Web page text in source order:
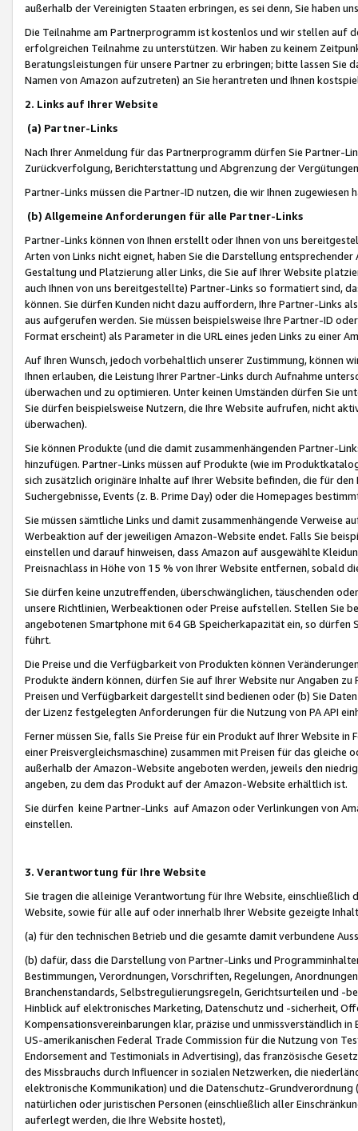
außerhalb der Vereinigten Staaten erbringen, es sei denn, Sie haben
Die Teilnahme am Partnerprogramm ist kostenlos und wir stellen auf
erfolgreichen Teilnahme zu unterstützen. Wir haben zu keinem
Beratungsleistungen für unsere Partner zu erbringen; bitte lassen Sie
Namen von Amazon aufzutreten) an Sie herantreten und Ihnen
2. Links auf Ihrer Website
(a) Partner-Links
Nach Ihrer Anmeldung für das Partnerprogramm dürfen Sie Partner-
Zurückverfolgung, Berichterstattung und Abgrenzung der
Partner-Links müssen die Partner-ID nutzen, die wir Ihnen zugewiesen
(b) Allgemeine Anforderungen für alle Partner-Links
Partner-Links können von Ihnen erstellt oder Ihnen von uns
Arten von Links nicht eignet, haben Sie die Darstellung
Gestaltung und Platzierung aller Links, die Sie auf Ihrer Website
auch Ihnen von uns bereitgestellte) Partner-Links so formatiert sind,
können. Sie dürfen Kunden nicht dazu auffordern, Ihre Partner-Links
aus aufgerufen werden. Sie müssen beispielsweise Ihre Partner-ID
Format erscheint) als Parameter in die URL eines jeden Links zu einer
Auf Ihren Wunsch, jedoch vorbehaltlich unserer Zustimmung, können
Ihnen erlauben, die Leistung Ihrer Partner-Links durch Aufnahme
überwachen und zu optimieren. Unter keinen Umständen dürfen Sie
Sie dürfen beispielsweise Nutzern, die Ihre Website aufrufen, nicht
überwachen).
Sie können Produkte (und die damit zusammenhängenden Partner-
hinzufügen. Partner-Links müssen auf Produkte (wie im
sich zusätzlich originäre Inhalte auf Ihrer Website befinden, die für
Suchergebnisse, Events (z. B. Prime Day) oder die Homepages
Sie müssen sämtliche Links und damit zusammenhängende
Werbeaktion auf der jeweiligen Amazon-Website endet. Falls Sie
einstellen und darauf hinweisen, dass Amazon auf ausgewählte
Preisnachlass in Höhe von 15 % von Ihrer Website entfernen, sobald
Sie dürfen keine unzutreffenden, überschwänglichen, täuschenden
unsere Richtlinien, Werbeaktionen oder Preise aufstellen. Stellen Sie
angebotenen Smartphone mit 64 GB Speicherkapazität ein, so dürfen
führt.
Die Preise und die Verfügbarkeit von Produkten können
Produkte ändern können, dürfen Sie auf Ihrer Website nur Angaben
Preisen und Verfügbarkeit dargestellt sind bedienen oder (b) Sie
der Lizenz festgelegten Anforderungen für die Nutzung von PA API
Ferner müssen Sie, falls Sie Preise für ein Produkt auf Ihrer Website
einer Preisvergleichsmaschine) zusammen mit Preisen für das
außerhalb der Amazon-Website angeboten werden, jeweils den
angeben, zu dem das Produkt auf der Amazon-Website erhältlich ist.
Sie dürfen keine Partner-Links auf Amazon oder Verlinkungen von
einstellen.
3. Verantwortung für Ihre Website
Sie tragen die alleinige Verantwortung für Ihre Website,
Website, sowie für alle auf oder innerhalb Ihrer Website gezeigte
(a) für den technischen Betrieb und die gesamte damit verbundene
(b) dafür, dass die Darstellung von Partner-Links und
Bestimmungen, Verordnungen, Vorschriften, Regelungen,
Branchenstandards, Selbstregulierungsregeln, Gerichtsurteilen und -
Hinblick auf elektronisches Marketing, Datenschutz und -sicherheit,
Kompensationsvereinbarungen klar, präzise und unmissverständlich
US-amerikanischen Federal Trade Commission für die Nutzung von
Endorsement and Testimonials in Advertising), das französische
des Missbrauchs durch Influencer in sozialen Netzwerken, die
elektronische Kommunikation) und die Datenschutz-
natürlichen oder juristischen Personen (einschließlich aller
auferlegt werden, die Ihre Website hostet),